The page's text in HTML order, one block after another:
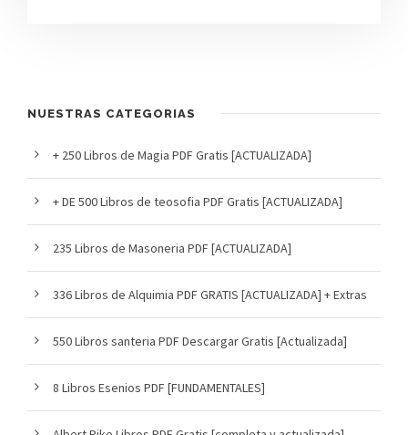
NUESTRAS CATEGORIAS
+ 250 Libros de Magia PDF Gratis [ACTUALIZADA]
+ DE 500 Libros de teosofia PDF Gratis [ACTUALIZADA]
235 Libros de Masoneria PDF [ACTUALIZADA]
336 Libros de Alquimia PDF GRATIS [ACTUALIZADA] + Extras
550 Libros santeria PDF Descargar Gratis [Actualizada]
8 Libros Esenios PDF [FUNDAMENTALES]